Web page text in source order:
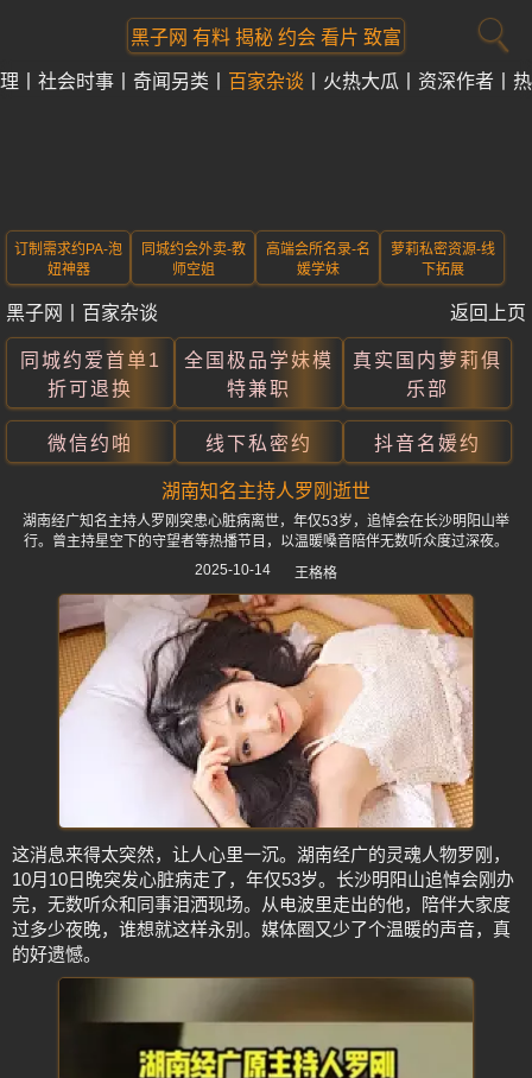
黑子网 有料 揭秘 约会 看片 致富
社会时事 奇闻另类 百家杂谈 火热大瓜 资深作者
订制需求约PA-泡
妞神器
同城约会外卖-教
师空姐
高端会所名录-名
媛学妹
萝莉私密资源-线
下拓展
黑子网 百家杂谈 返回上页
同城约爱首单1
折可退换
全国极品学妹模
特兼职
真实国内萝莉俱
乐部
微信约啪 线下私密约 抖音名媛约
湖南知名主持人罗刚逝世
湖南经广知名主持人罗刚突患心脏病离世，年仅53岁，追悼会在长沙明阳山举
行。曾主持星空下的守望者等热播节目，以温暖嗓音陪伴无数听众度过深夜。
2025-10-14
王格格
这消息来得太突然，让人心里一沉。湖南经广的灵魂人物罗刚，
10月10日晚突发心脏病走了，年仅53岁。长沙明阳山追悼会刚办
完，无数听众和同事泪洒现场。从电波里走出的他，陪伴大家度
过多少夜晚，谁想就这样永别。媒体圈又少了个温暖的声音，真
的好遗憾。